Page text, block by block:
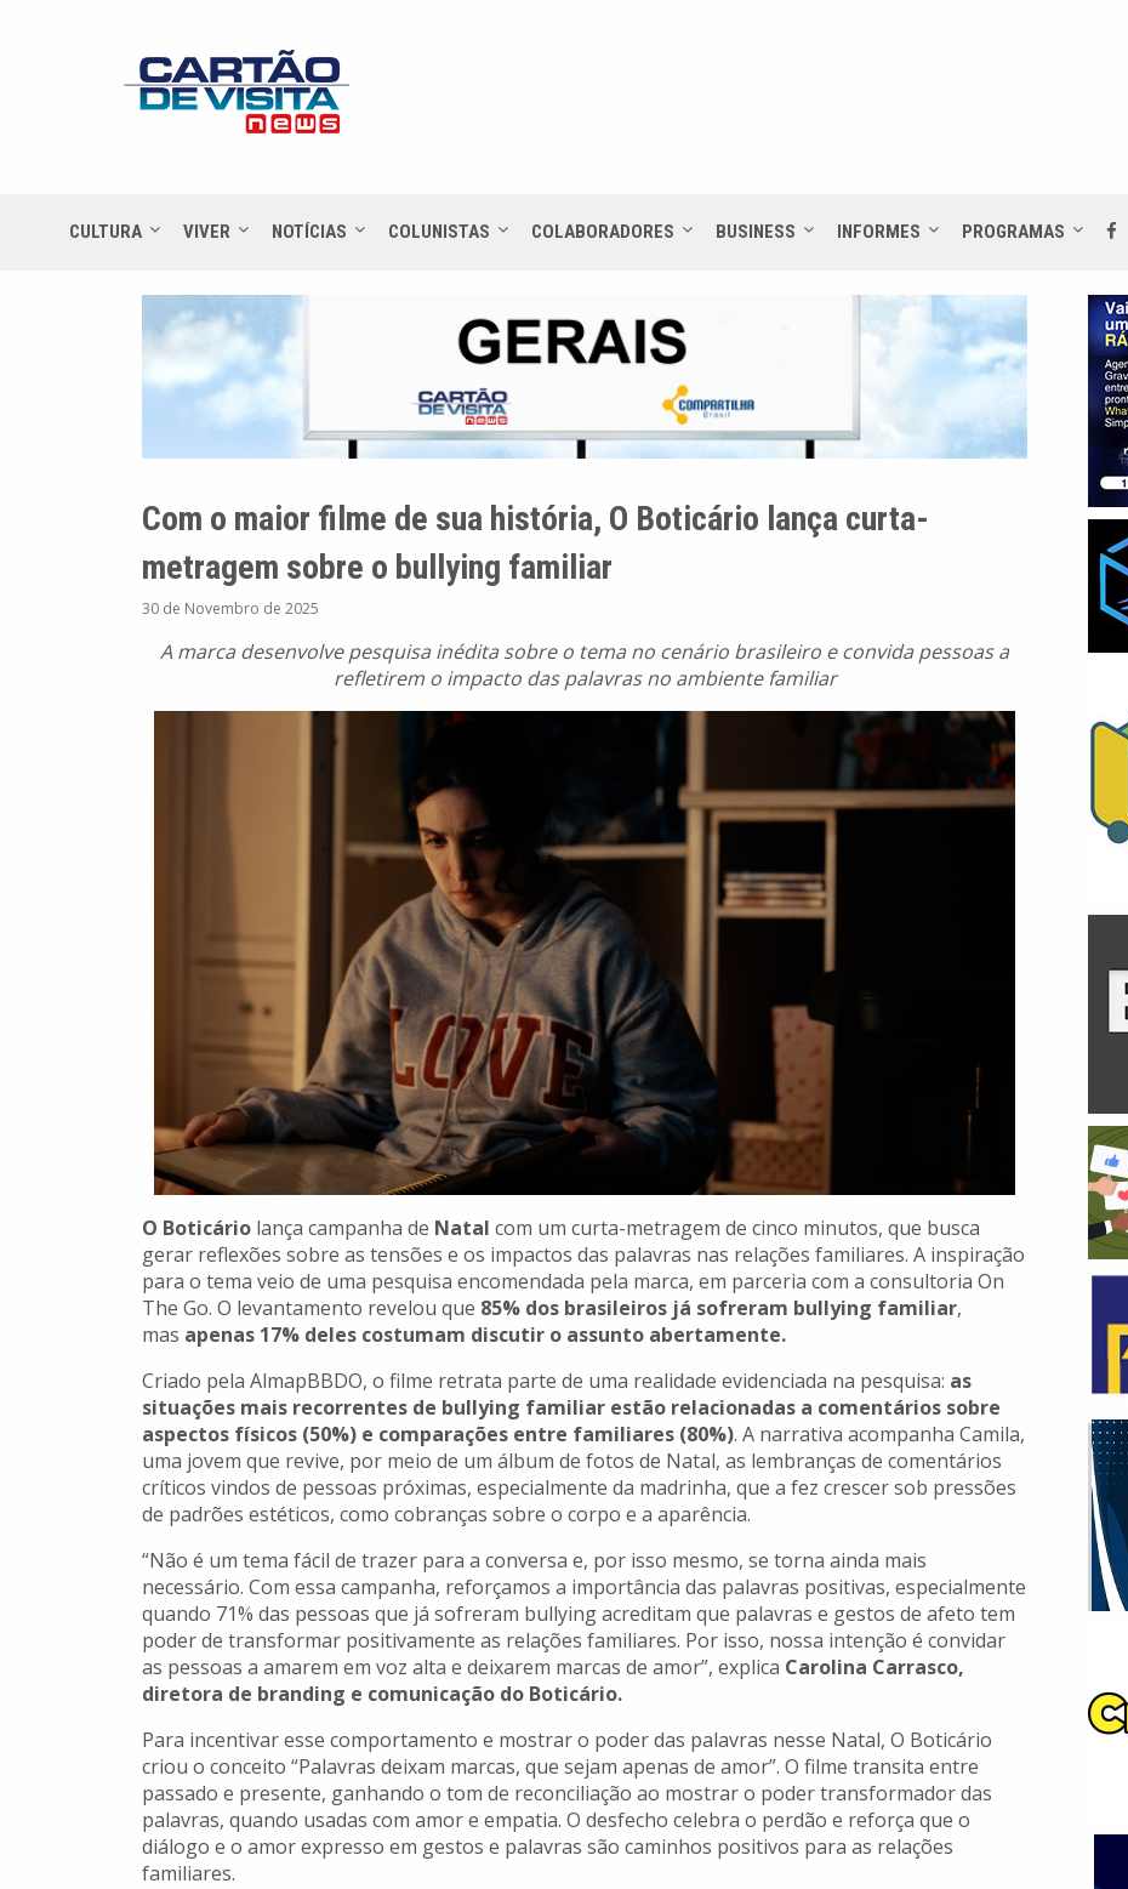
CULTURA VIVER NOTÍCIAS COLUNISTAS COLABORADORES BUSINESS INFORMES PROGRAMAS
Com o maior filme de sua história, O Boticário lança curta-
metragem sobre o bullying familiar
30 de Novembro de 2025
A marca desenvolve pesquisa inédita sobre o tema no cenário brasileiro e convida pessoas a
refletirem o impacto das palavras no ambiente familiar
O Boticário lança campanha de Natal com um curta-metragem de cinco minutos, que busca
gerar reflexões sobre as tensões e os impactos das palavras nas relações familiares. A inspiração
para o tema veio de uma pesquisa encomendada pela marca, em parceria com a consultoria On
The Go. O levantamento revelou que 85% dos brasileiros já sofreram bullying familiar,
mas apenas 17% deles costumam discutir o assunto abertamente.
Criado pela AlmapBBDO, o filme retrata parte de uma realidade evidenciada na pesquisa: as
situações mais recorrentes de bullying familiar estão relacionadas a comentários sobre
aspectos físicos (50%) e comparações entre familiares (80%). A narrativa acompanha Camila,
uma jovem que revive, por meio de um álbum de fotos de Natal, as lembranças de comentários
críticos vindos de pessoas próximas, especialmente da madrinha, que a fez crescer sob pressões
de padrões estéticos, como cobranças sobre o corpo e a aparência.
“Não é um tema fácil de trazer para a conversa e, por isso mesmo, se torna ainda mais
necessário. Com essa campanha, reforçamos a importância das palavras positivas, especialmente
quando 71% das pessoas que já sofreram bullying acreditam que palavras e gestos de afeto tem
poder de transformar positivamente as relações familiares. Por isso, nossa intenção é convidar
as pessoas a amarem em voz alta e deixarem marcas de amor”, explica Carolina Carrasco,
diretora de branding e comunicação do Boticário.
Para incentivar esse comportamento e mostrar o poder das palavras nesse Natal, O Boticário
criou o conceito “Palavras deixam marcas, que sejam apenas de amor”. O filme transita entre
passado e presente, ganhando o tom de reconciliação ao mostrar o poder transformador das
palavras, quando usadas com amor e empatia. O desfecho celebra o perdão e reforça que o
diálogo e o amor expresso em gestos e palavras são caminhos positivos para as relações
familiares.